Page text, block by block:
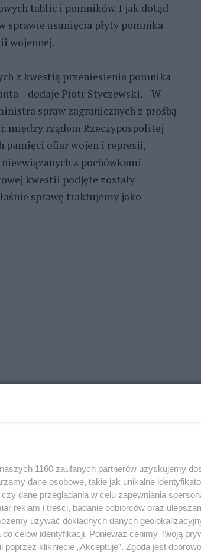
tablic i pomników. I jak dotąd
sprawie usunięcia płyty pomnika
wojennej.
z kwestią przeniesienia pomnika
– dodaje Piotr Styczewski. – W
spraw zagranicznych z prośbą
między rządem Rzeczypospolitej
pamięci ofiar wojen i represji,
z pochówkami
kwestii podjęte zostały
sprawę traktujemy jako
na komentarz, musisz być zalogowany.
1160 zaufanych partnerów uzyskujemy
dane osobowe, takie jak unikalne
dane przeglądania w celu zapewniania
reklam i treści, badanie odbiorców oraz
używać dokładnych danych
celów identyfikacji. Ponieważ cenimy Twoją
kliknięcie „Akceptuję”. Zgoda jest